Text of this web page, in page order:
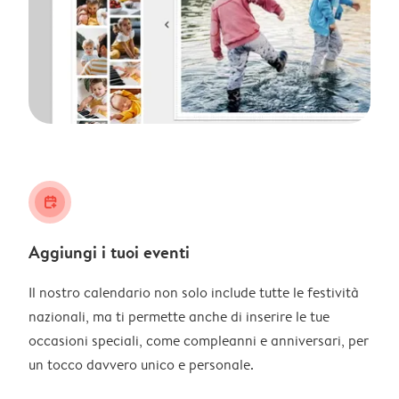
calendar_plus
Aggiungi i tuoi eventi
Il nostro calendario non solo include tutte le festività
nazionali, ma ti permette anche di inserire le tue
occasioni speciali, come compleanni e anniversari, per
un tocco davvero unico e personale.